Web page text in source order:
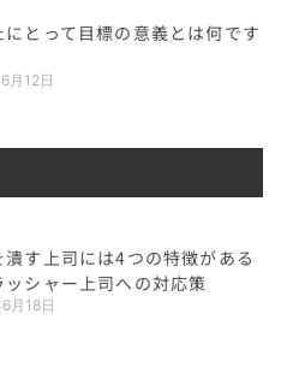
にとって目標の意義とは何です
月12日
潰す上司には4つの特徴がある
ッシャー上司への対応策
月18日